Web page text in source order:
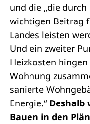
und die „die
wichtigen Beitrag
Landes leisten
Und ein zweiter
Heizkosten
Wohnung
sanierte
Energie.“ Deshalb
Bauen in den